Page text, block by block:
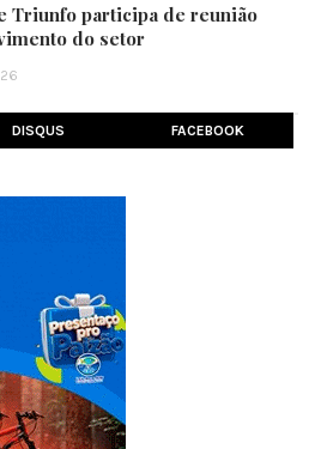
Triunfo participa de reunião
do setor
DISQUS FACEBOOK